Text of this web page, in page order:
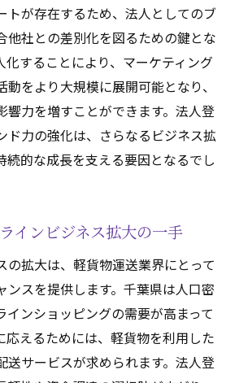
トが存在するため、法人としてのブ
他社との差別化を図るための鍵とな
化することにより、マーケティング
をより大規模に展開可能となり、
響力を増すことができます。法人登
ド力の強化は、さらなるビジネス拡
続的な成長を支える要因となるでし
インビジネス拡大の一手
の拡大は、軽貨物運送業界にとって
ンスを提供します。千葉県は人口密
インショッピングの需要が高まって
応えるためには、軽貨物を利用した
送サービスが求められます。法人登